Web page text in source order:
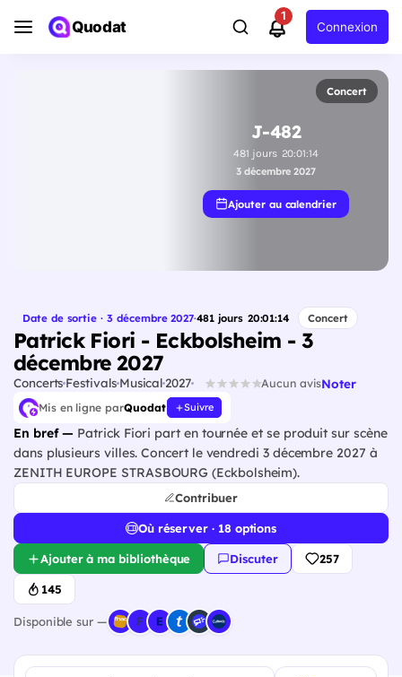
Quodat
1
Connexion
Concert
J-482
481 jours 20:01:13
3 décembre 2027
Ajouter au calendrier
Date de sortie · 3 décembre 2027·481jours 20:01:13 Concert
Patrick Fiori - Eckbolsheim - 3
décembre 2027
Concerts FestivalsMusical 2027 Aucun avisNoter
Mis en ligne parQuodat Suivre
En bref — Patrick Fiori part en tournée et se produit sur scène
dans plusieurs villes. Concert le vendredi 3 décembre 2027 à
ZENITH EUROPE STRASBOURG (Eckbolsheim).
Contribuer
Où réserver · 18 options
Ajouter à ma bibliothèque Discuter 257
145
Disponible sur —